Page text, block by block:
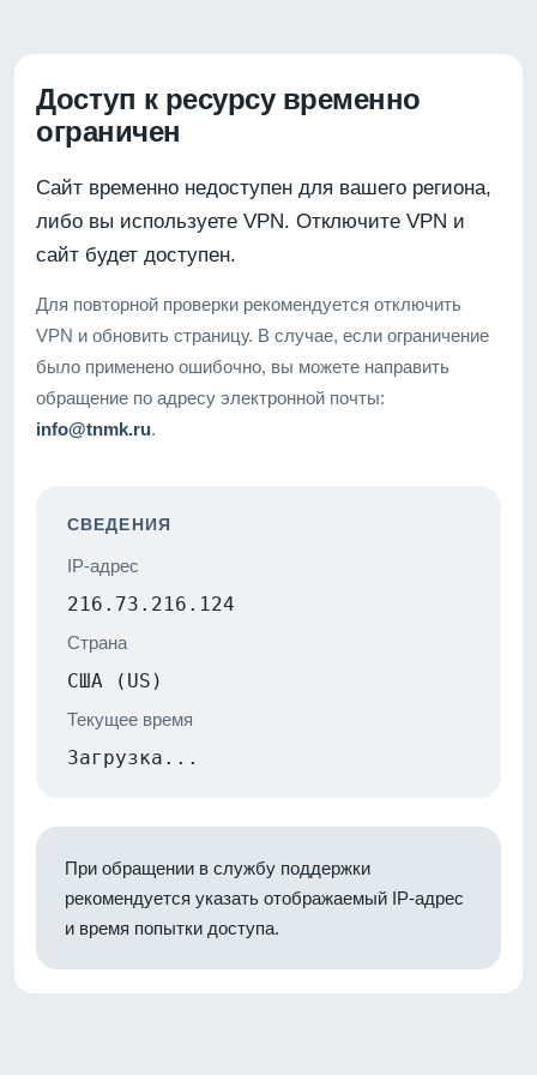
Доступ к ресурсу временно
ограничен
Сайт временно недоступен для вашего региона,
либо вы используете VPN. Отключите VPN и
сайт будет доступен.
Для повторной проверки рекомендуется отключить
VPN и обновить страницу. В случае, если ограничение
было применено ошибочно, вы можете направить
обращение по адресу электронной почты:
info@tnmk.ru.
СВЕДЕНИЯ
IP-адрес
216.73.216.124
Страна
США (US)
Текущее время
Загрузка...
При обращении в службу поддержки
рекомендуется указать отображаемый IP-адрес
и время попытки доступа.